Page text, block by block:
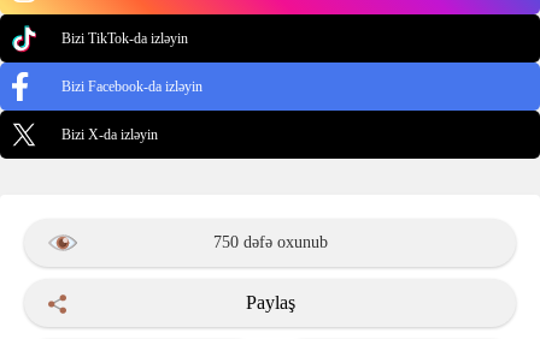
Bizi TikTok-da izləyin
Bizi Facebook-da izləyin
Bizi X-da izləyin
750 dəfə oxunub
Paylaş